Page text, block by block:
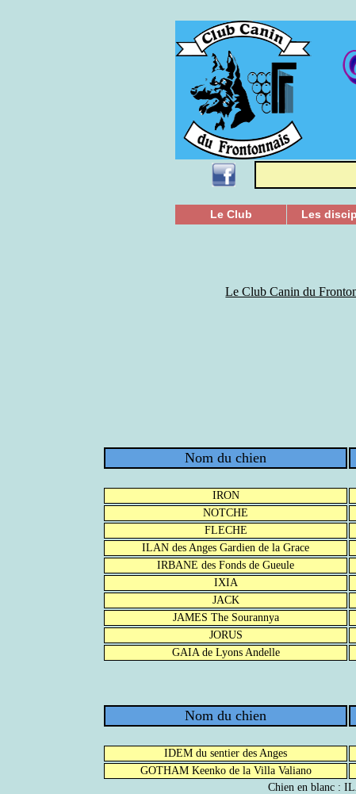
Le Club Les
Le Club Canin du
Nom du chien
IRON
NOTCHE
FLECHE
ILAN des Anges Gardien de la Grace
IRBANE des Fonds de Gueule
IXIA
JACK
JAMES The Sourannya
JORUS
GAIA de Lyons Andelle
Nom du chien
IDEM du sentier des Anges
GOTHAM Keenko de la Villa Valiano
Chien en blanc :